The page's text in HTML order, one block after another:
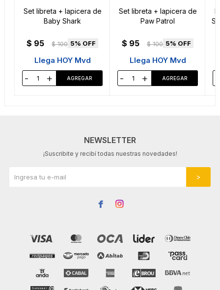
Set libreta + lapicera de
Baby Shark
$ 95 $ 100 5
Llega HOY Mvd
- +
Set libreta + lapicera de
Paw Patrol
$ 95 $ 100 5
Llega HOY Mvd
- +
NEWSLETTER
¡Suscribite y recibí todas nuestras novedades!
 